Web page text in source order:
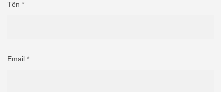
Tên *
Email *